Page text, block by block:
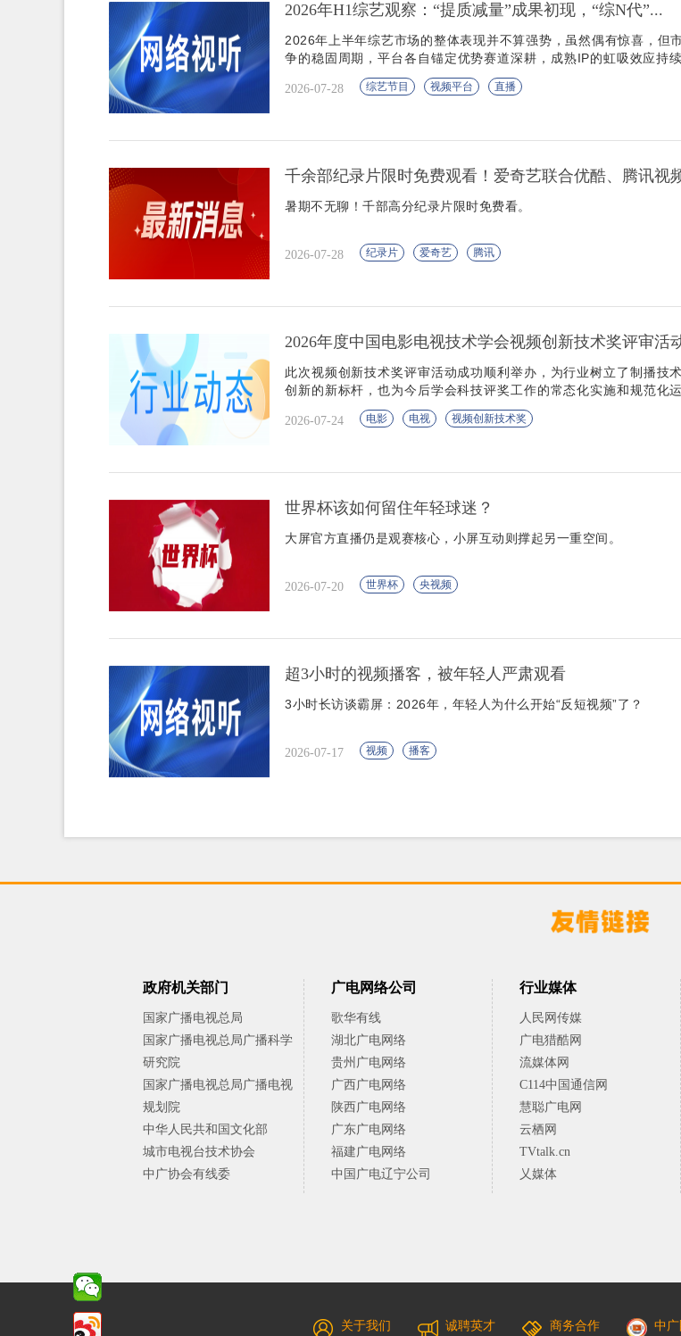
2026年H1综艺观察：“提质减量”成果初现，“综N代”...
2026年上半年综艺市场的整体表现并不算强势，虽然偶有惊喜，但
争的稳固周期，平台各自锚定优势赛道深耕，成熟IP的虹吸效应持
破局门槛被不断抬高，整个行业都在小心谨慎地寻找...
2026-07-28 综艺节目 视频平台 直播
千余部纪录片限时免费观看！爱奇艺联合优酷、腾讯视
暑期不无聊！千部高分纪录片限时免费看。
2026-07-28 纪录片 爱奇艺 腾讯
2026年度中国电影电视技术学会视频创新技术奖评审活
此次视频创新技术奖评审活动成功顺利举办，为行业树立了制播技
创新的新标杆，也为今后学会科技评奖工作的常态化实施和规范化
2026-07-24 电影 电视 视频创新技术奖
世界杯该如何留住年轻球迷？
大屏官方直播仍是观赛核心，小屏互动则撑起另一重空间。
2026-07-20 世界杯 央视频
超3小时的视频播客，被年轻人严肃观看
3小时长访谈霸屏：2026年，年轻人为什么开始“反短视频”了？
2026-07-17 视频 播客
政府机关部门
国家广播电视总局
国家广播电视总局广播科学
研究院
国家广播电视总局广播电视
规划院
中华人民共和国文化部
城市电视台技术协会
中广协会有线委
广电网络公司
歌华有线
湖北广电网络
贵州广电网络
广西广电网络
陕西广电网络
广东广电网络
福建广电网络
中国广电辽宁公司
行业媒体
人民网传媒
广电猎酷网
流媒体网
C114中国通信网
慧聪广电网
云栖网
TVtalk.cn
乂媒体
关于我们 诚聘英才 商务合作 中